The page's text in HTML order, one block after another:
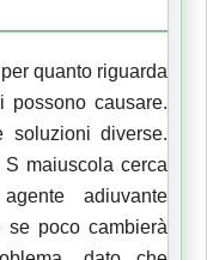
quanto riguarda
causare.
soluzioni diverse.
maiuscola cerca
adiuvante
se poco cambierà